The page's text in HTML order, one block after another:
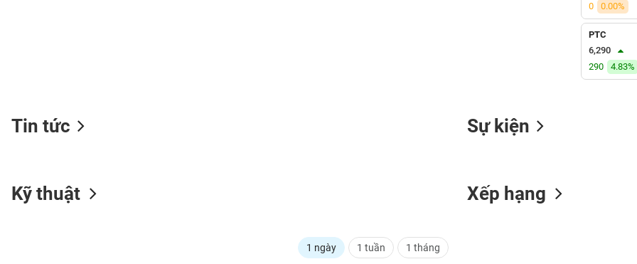
0
0.00%
PTC
6,290
290
4.83%
Tin tức Sự kiện
Kỹ thuật
1 ngày 1 tuần 1 tháng
Xếp hạng